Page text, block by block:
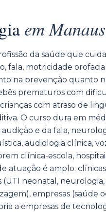
em Manaus
da saúde que
fala, motricidade
na prevenção quanto
prematuros com
com atraso de
O curso dura em
e da fala,
audiologia clínica,
clínica-escola,
atuação é amplo:
neonatal,
empresas (saúde
a empresas de